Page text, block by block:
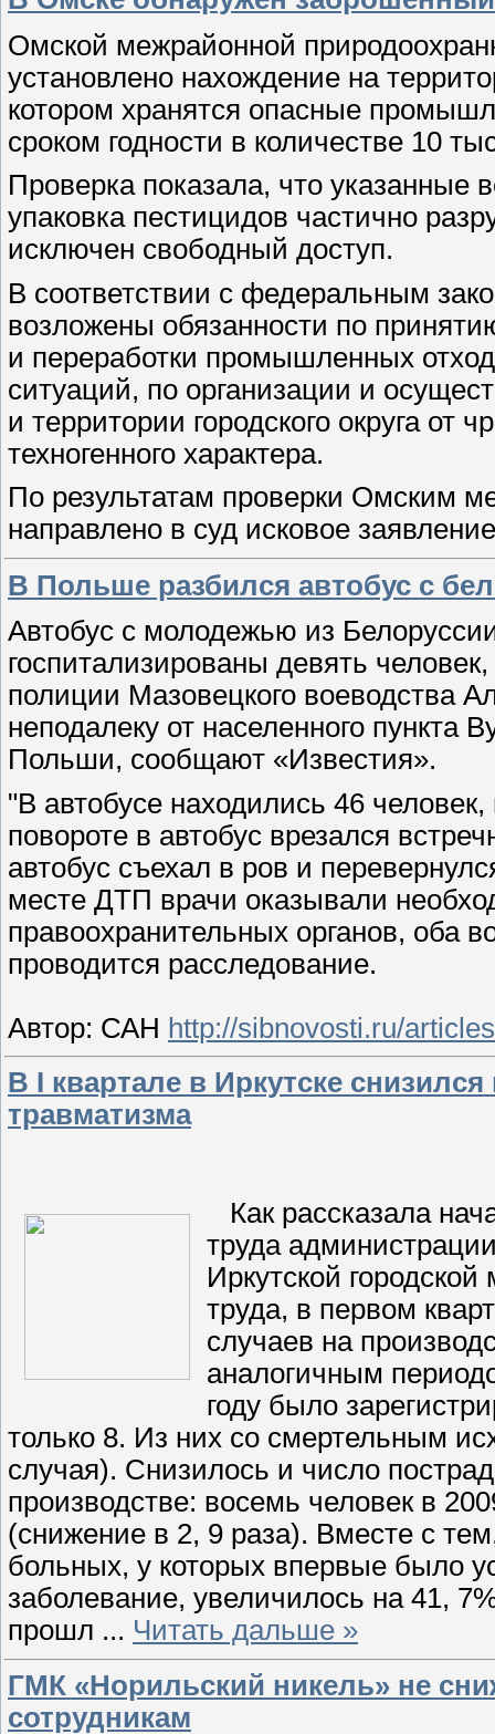
Омской межрайонной
установлено нахождение на
котором хранятся опасные
сроком годности в количестве 10
Проверка показала, что указанные
упаковка пестицидов частично
исключен свободный доступ.
В соответствии с федеральным
возложены обязанности по
и переработки промышленных
ситуаций, по организации и
и территории городского округа от
техногенного характера.
По результатам проверки Омским
направлено в суд исковое
В Польше разбился автобус с
Автобус с молодежью из
госпитализированы девять
полиции Мазовецкого воеводства
неподалеку от населенного пункта
Польши, сообщают «Известия».
"В автобусе находились 46
повороте в автобус врезался
автобус съехал в ров и
месте ДТП врачи оказывали
правоохранительных органов, оба
проводится расследование.
Автор: САН http://sibnovosti.ru/
В I квартале в Иркутске
травматизма
Как рассказала
труда
Иркутской
труда, в первом
случаев на
аналогичным
году было
только 8. Из них со смертельным
случая). Снизилось и число
производстве: восемь человек в
(снижение в 2, 9 раза). Вместе с
больных, у которых впервые было
заболевание, увеличилось на 41,
прошл ... Читать дальше »
ГМК «Норильский никель» не
сотрудникам